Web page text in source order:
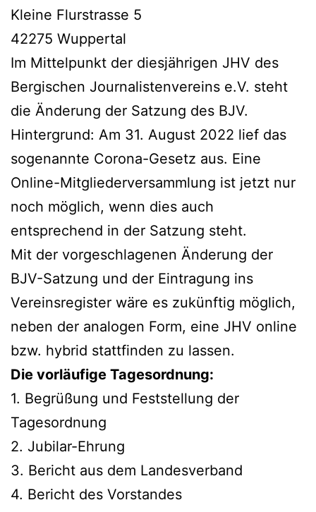
Kleine Flurstrasse 5
42275 Wuppertal
Im Mittelpunkt der diesjährigen JHV des
Bergischen Journalistenvereins e.V. steht
die Änderung der Satzung des BJV.
Hintergrund: Am 31. August 2022 lief das
sogenannte Corona-Gesetz aus. Eine
Online-Mitgliederversammlung ist jetzt nur
noch möglich, wenn dies auch
entsprechend in der Satzung steht.
Mit der vorgeschlagenen Änderung der
BJV-Satzung und der Eintragung ins
Vereinsregister wäre es zukünftig möglich,
neben der analogen Form, eine JHV online
bzw. hybrid stattfinden zu lassen.
Die vorläufige Tagesordnung:
1. Begrüßung und Feststellung der
Tagesordnung
2. Jubilar-Ehrung
3. Bericht aus dem Landesverband
4. Bericht des Vorstandes